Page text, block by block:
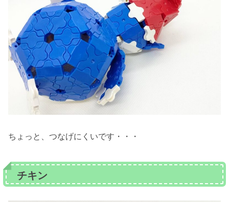
ちょっと、つなげにくいです・・・
チキン